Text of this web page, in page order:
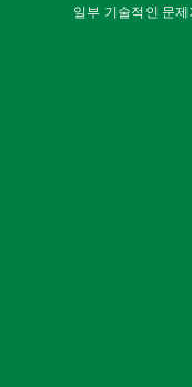
일부 기술적인 문